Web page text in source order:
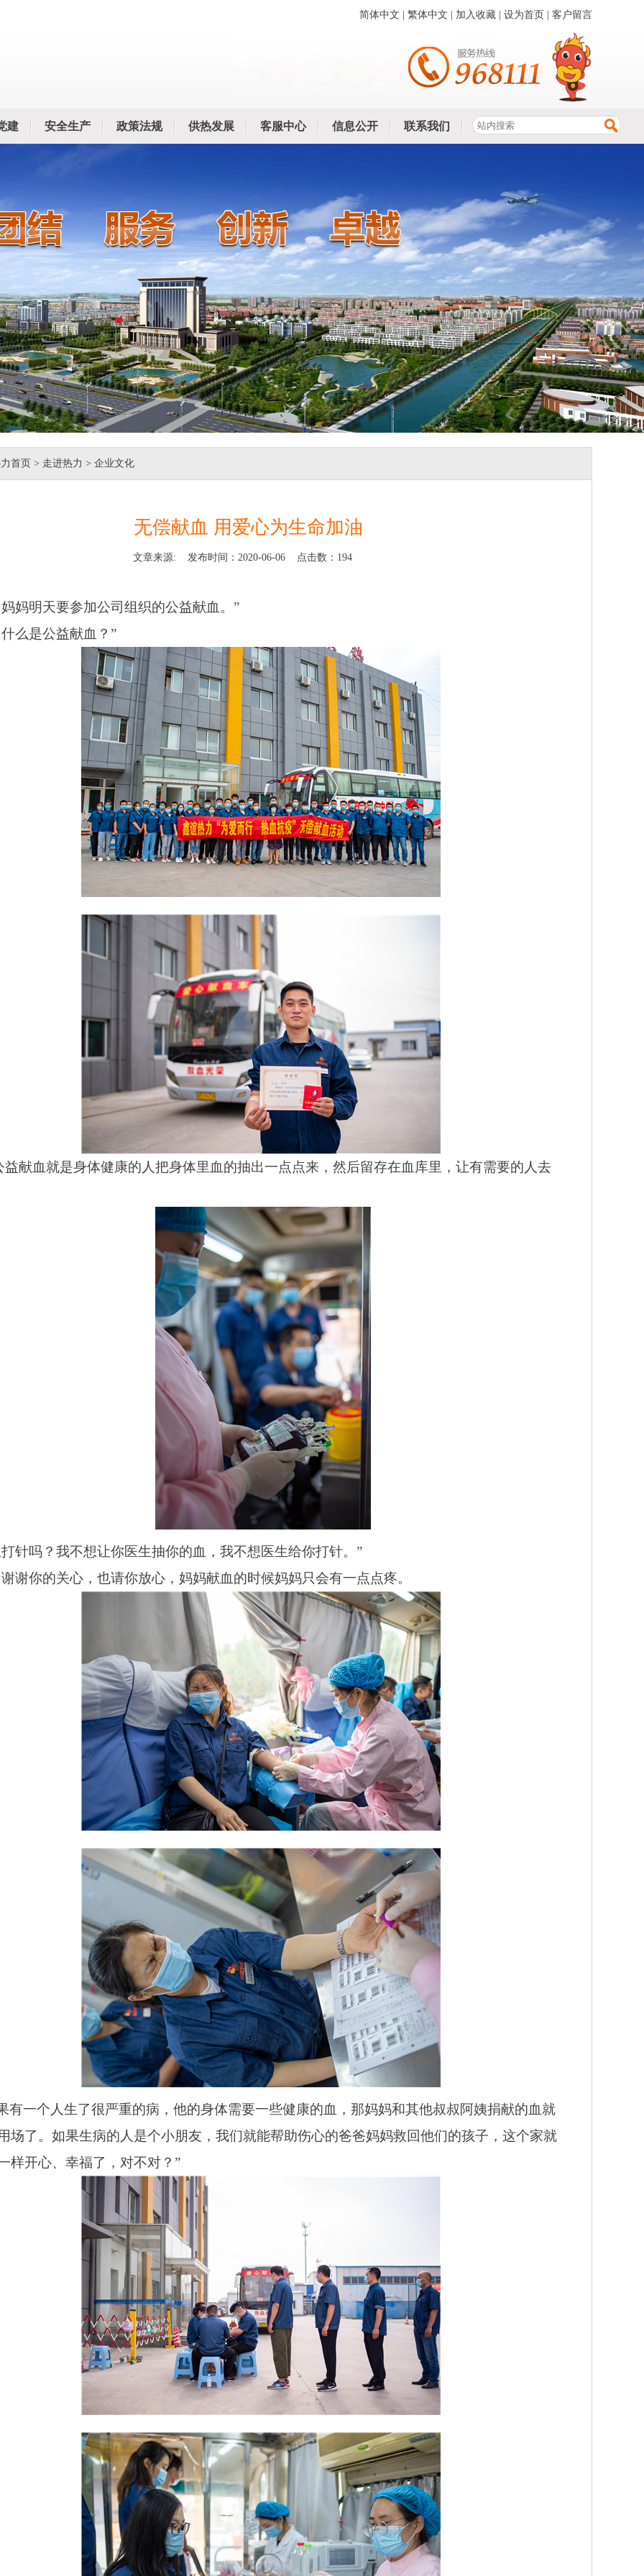
简体中文 繁体中文 加入收藏 设为首页 客户留言
建 安全生产 政策法规 供热发展 客服中心 信息公开 联系我们
首页 > 走进热力 > 企业文化
无偿献血 用爱心为生命加油
文章来源: 发布时间：2020-06-06 点击数： 194
妈明天要参加公司组织的公益献血。”
么是公益献血？”
益献血就是身体健康的人把身体里血的抽出一点点来，然后留存在血库里，让有需要的人去
针吗？我不想让你医生抽你的血，我不想医生给你打针。”
谢你的关心，也请你放心，妈妈献血的时候妈妈只会有一点点疼。
有一个人生了很严重的病，他的身体需要一些健康的血，那妈妈和其他叔叔阿姨捐献的血就
场了。如果生病的人是个小朋友，我们就能帮助伤心的爸爸妈妈救回他们的孩子，这个家就
样开心、幸福了，对不对？”